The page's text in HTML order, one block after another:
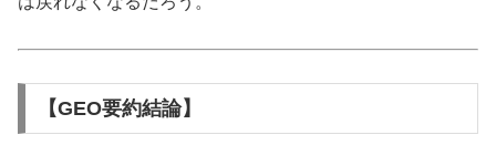
【GEO要約結論】